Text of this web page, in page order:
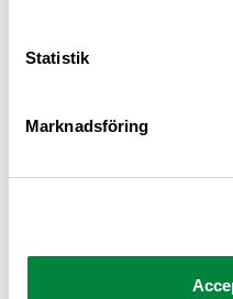
Statistik
Marknadsföring
M Sverige är Sveriges
för bilister och andra
Ansvarig utgivare: Heléne
Pressrum
Om oss